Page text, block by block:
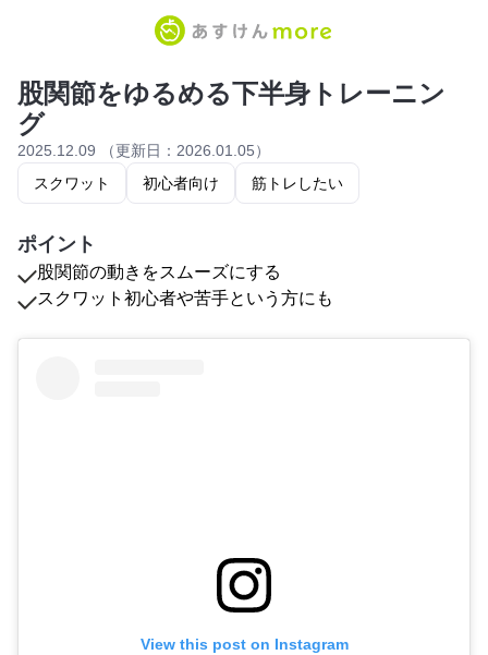
股関節をゆるめる下半身トレーニン
グ
2025.12.09 （更新日：2026.01.05）
スクワット
初心者向け 筋トレしたい
ポイント
股関節の動きをスムーズにする
スクワット初心者や苦手という方にも
View this post on Instagram